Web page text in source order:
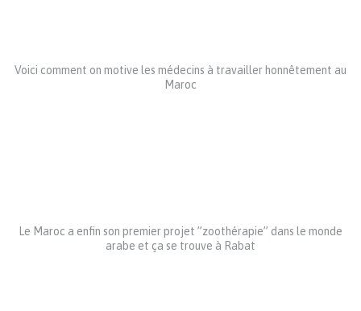
Voici comment on motive les médecins à travailler honnêtement au
Maroc
Le Maroc a enfin son premier projet ”zoothérapie” dans le monde
arabe et ça se trouve à Rabat